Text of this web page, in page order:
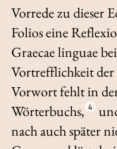
Vorrede zu dieser
Folios eine
Graecae linguae
Vortrefflichkeit der
Vorwort fehlt in
Wörterbuchs, 4
nach auch später